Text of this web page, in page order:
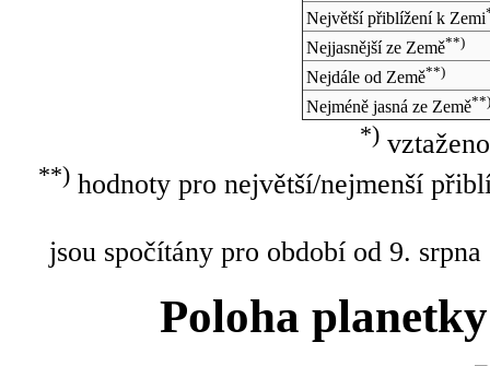
Největší přiblížení k Zemi
Nejjasnější ze Země**)
Nejdále od Země**)
Nejméně jasná ze Země**)
*)
**)hodnoty pro největší/nejmenší
jsou spočítány pro období od 9.
Poloha